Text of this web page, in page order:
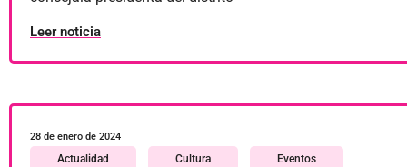
Leer noticia
28 de enero de 2024
Actualidad Cultura Eventos